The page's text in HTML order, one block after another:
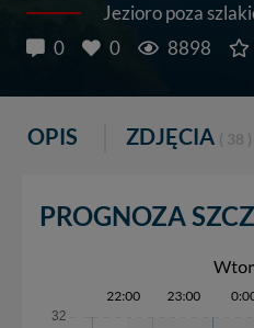
Jezioro poza
0
0 8898
OPIS ZDJĘCIA ( 38 )
PROGNOZA